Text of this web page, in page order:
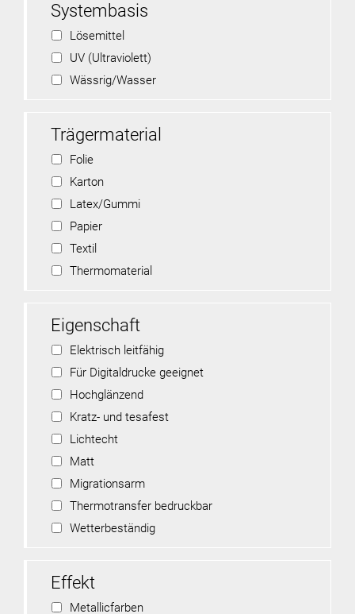
Systembasis
Lösemittel
UV (Ultraviolett)
Wässrig/Wasser
Trägermaterial
Folie
Karton
Latex/Gummi
Papier
Textil
Thermomaterial
Eigenschaft
Elektrisch leitfähig
Für Digitaldrucke geeignet
Hochglänzend
Kratz- und tesafest
Lichtecht
Matt
Migrationsarm
Thermotransfer bedruckbar
Wetterbeständig
Effekt
Metallicfarben